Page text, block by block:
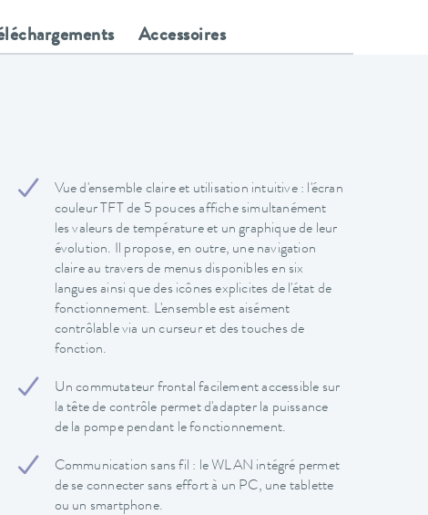
Accessoires
Vue d'ensemble claire et utilisation intuitive : l'écran
couleur TFT de 5 pouces affiche simultanément
les valeurs de température et un graphique de leur
évolution. Il propose, en outre, une navigation
claire au travers de menus disponibles en six
langues ainsi que des icônes explicites de l'état de
fonctionnement. L'ensemble est aisément
contrôlable via un curseur et des touches de
fonction.
Un commutateur frontal facilement accessible sur
la tête de contrôle permet d'adapter la puissance
de la pompe pendant le fonctionnement.
Communication sans fil : le WLAN intégré permet
de se connecter sans effort à un PC, une tablette
ou un smartphone.